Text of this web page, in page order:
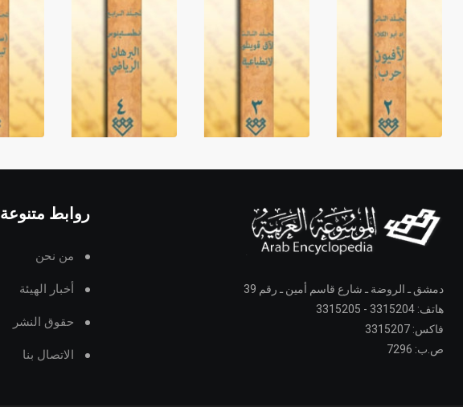
دمشق ـ الروضة ـ شارع قاسم أمين ـ رقم 39
هاتف: 3315204 - 3315205
فاكس: 3315207
ص.ب: 7296
روابط متنوعة
من نحن
أخبار الهيئة
حقوق النشر
الاتصال بنا